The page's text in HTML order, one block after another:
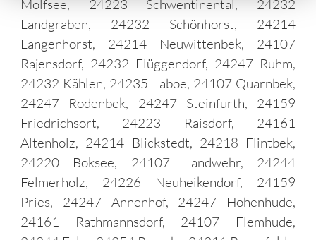
Molfsee, 24223 Schwentinental, 24232
Landgraben, 24232 Schönhorst, 24214
Langenhorst, 24214 Neuwittenbek, 24107
Rajensdorf, 24232 Flüggendorf, 24247 Ruhm,
24232 Kählen, 24235 Laboe, 24107 Quarnbek,
24247 Rodenbek, 24247 Steinfurth, 24159
Friedrichsort, 24223 Raisdorf, 24161
Altenholz, 24214 Blickstedt, 24218 Flintbek,
24220 Boksee, 24107 Landwehr, 24244
Felmerholz, 24226 Neuheikendorf, 24159
Pries, 24247 Annenhof, 24247 Hohenhude,
24161 Rathmannsdorf, 24107 Flemhude,